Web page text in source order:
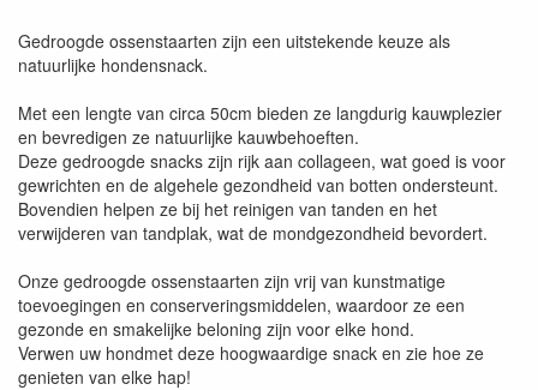
Gedroogde ossenstaarten zijn een uitstekende keuze als
natuurlijke hondensnack.
Met een lengte van circa 50cm bieden ze langdurig kauwplezier
en bevredigen ze natuurlijke kauwbehoeften.
Deze gedroogde snacks zijn rijk aan collageen, wat goed is voor
gewrichten en de algehele gezondheid van botten ondersteunt.
Bovendien helpen ze bij het reinigen van tanden en het
verwijderen van tandplak, wat de mondgezondheid bevordert.
Onze gedroogde ossenstaarten zijn vrij van kunstmatige
toevoegingen en conserveringsmiddelen, waardoor ze een
gezonde en smakelijke beloning zijn voor elke hond.
Verwen uw hondmet deze hoogwaardige snack en zie hoe ze
genieten van elke hap!